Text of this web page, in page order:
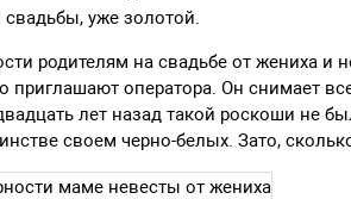
уже золотой.
родителям на свадьбе от жениха
приглашают оператора. Он снимает
лет назад такой роскоши не
своем черно-белых. Зато,